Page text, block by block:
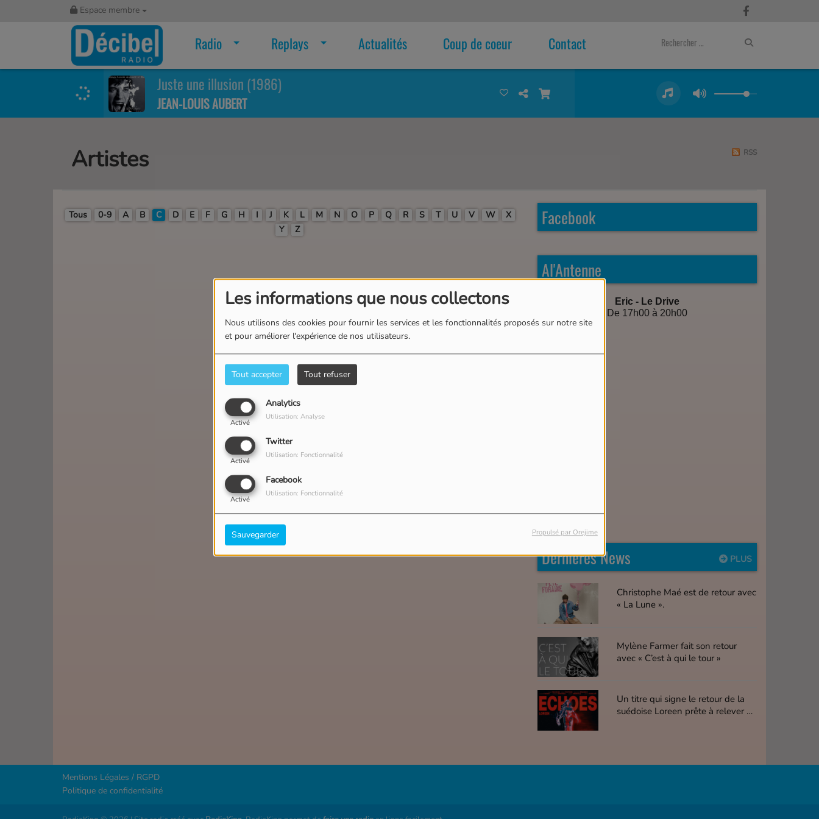
Les informations que nous collectons
Nous utilisons des cookies pour fournir les services et les fonctionnalités proposés sur notre site
et pour améliorer l'expérience de nos utilisateurs.
Tout accepter Tout refuser
Analytics
Activé
Utilisation: Analyse
Twitter
Activé
Utilisation: Fonctionnalité
Facebook
Activé
Utilisation: Fonctionnalité
Sauvegarder Propulsé par Orejime
Espace membre
Radio Replays Actualités Coup de coeur Contact
Juste une illusion (1986)
JEAN-LOUIS AUBERT
Artistes RSS
Tous 0-9 A B C D E F G H I J K L M N O P Q R S T U V W
X
Y
Z
Facebook
Al'Antenne
PLUS
Dernières News
Christophe Maé est de retour avec
« La Lune ».
Mylène Farmer fait son retour
avec « C’est à qui le tour »
Un titre qui signe le retour de la
suédoise Loreen prête à relever de
Mentions Légales / RGPD
Politique de confidentialité